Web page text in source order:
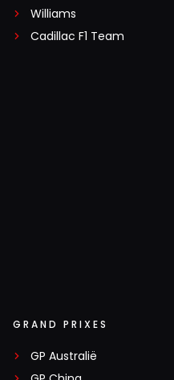
Williams
Cadillac F1 Team
GRAND PRIXES
GP Australië